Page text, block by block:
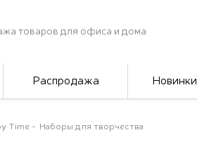
товаров для офиса и дома
Распродажа Новинки
Time Наборы для творчества